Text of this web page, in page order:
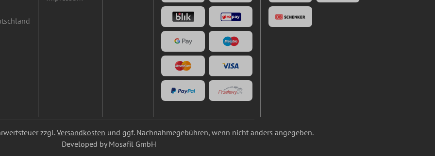
zzgl.Versandkosten und ggf. Nachnahmegebühren, wenn nicht anders angegeben.
Developed by Mosafil GmbH